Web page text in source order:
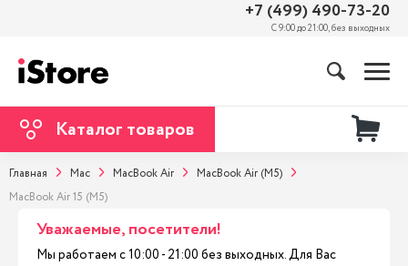
+7 (499) 490-73-20
С 9:00 до 21:00, без выходных
Каталог товаров
Главная Mac MacBook Air
MacBook Air (M5)
MacBook Air 15 (M5)
Уважаемые, посетители!
Мы работаем с 10:00 - 21:00 без выходных. Для Вас